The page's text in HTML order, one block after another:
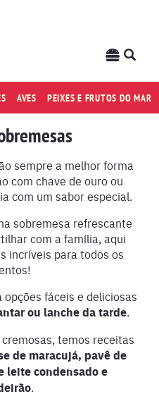
AVES PEIXES E FRUTOS DO MAR
sempre a melhor forma
com chave de ouro ou
com um sabor especial.
sobremesa refrescante
com a família, aqui
incríveis para todos os
fáceis e deliciosas
ou lanche da tarde.
temos receitas
de maracujá, pavê de
leite condensado e
.